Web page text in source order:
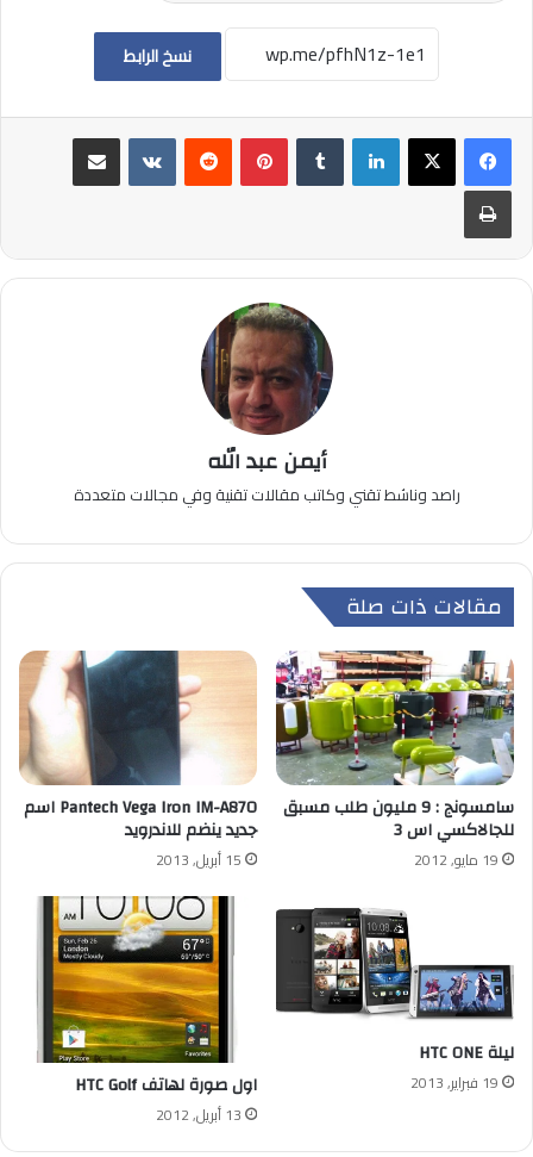
نسخ الرابط
لينكدإن بينتيريست
مشاركة عبر البريد
طباعة
أيمن عبد الله
راصد وناشط تقني وكاتب مقالات تقنية وفي مجالات متعددة
مقالات ذات صلة
سامسونج : 9 مليون طلب مسبق
للجالاكسي اس 3
19 مايو, 2012
Pantech Vega Iron IM-A870 اسم
جديد ينضم للاندرويد
15 أبريل, 2013
ليلة HTC ONE
19 فبراير, 2013 اول صورة لهاتف HTC Golf
13 أبريل, 2012